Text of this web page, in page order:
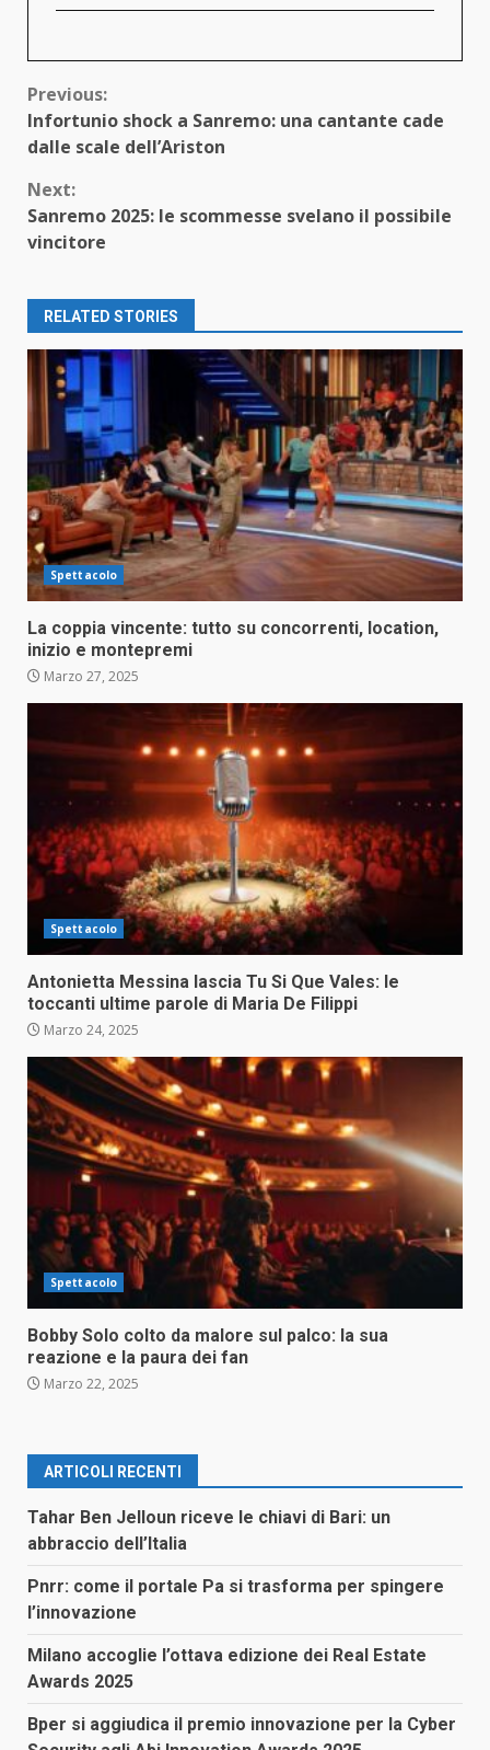
Continue
Reading
Previous:
Infortunio shock a Sanremo: una cantante cade
dalle scale dell’Ariston
Next:
Sanremo 2025: le scommesse svelano il possibile
vincitore
RELATED STORIES
Spettacolo
La coppia vincente: tutto su concorrenti, location,
inizio e montepremi
Marzo 27, 2025
Spettacolo
Antonietta Messina lascia Tu Si Que Vales: le
toccanti ultime parole di Maria De Filippi
Marzo 24, 2025
Spettacolo
Bobby Solo colto da malore sul palco: la sua
reazione e la paura dei fan
Marzo 22, 2025
ARTICOLI RECENTI
Tahar Ben Jelloun riceve le chiavi di Bari: un
abbraccio dell’Italia
Pnrr: come il portale Pa si trasforma per spingere
l’innovazione
Milano accoglie l’ottava edizione dei Real Estate
Awards 2025
Bper si aggiudica il premio innovazione per la Cyber